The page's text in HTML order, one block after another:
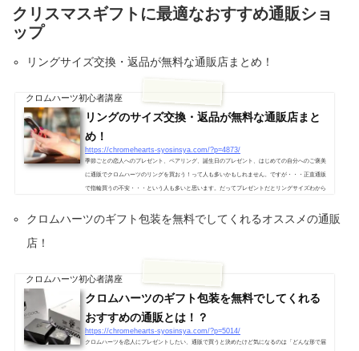
は総合アクセサリーショップ「ビヨンクール」のデータ参照クリスマスのペアプレゼント人気ラ
ンキング!!1位 ペアウォッチ 1位は時計！クロムハーツの時計はよく...
クリスマスギフトに最適なおすすめ通販ショ
ップ
リングサイズ交換・返品が無料な通販店まとめ！
クロムハーツ初心者講座
リングのサイズ交換・返品が無料な通販店まと
め！
https://chromehearts-syosinsya.com/?p=4873/
季節ごとの恋人へのプレゼント、ペアリング、誕生日のプレゼント、はじめての自分へのご褒美
に通販でクロムハーツのリングを買おう！って人も多いかもしれません。ですが・・・正直通販
で指輪買うの不安・・・という人も多いと思います。だってプレゼントだとリングサイズわから
販なのに！リングサイズ交換・返品が無料なお店が実際に存在します。色々アクセサリー系の通
クロムハーツのギフト包装を無料でしてくれるオススメの通販
店！
クロムハーツ初心者講座
クロムハーツのギフト包装を無料でしてくれる
おすすめの通販とは！？
https://chromehearts-syosinsya.com/?p=5014/
クロムハーツを恋人にプレゼントしたい、通販で買うと決めたけど気になるのは「どんな形で届